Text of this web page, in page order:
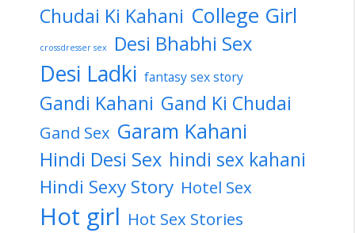
Chudai Ki Kahani College Girl
crossdresser sex Desi Bhabhi Sex
Desi Ladki fantasy sex story
Gandi Kahani Gand Ki Chudai
Gand Sex Garam Kahani
Hindi Desi Sex hindi sex kahani
Hindi Sexy Story Hotel Sex
Hot girl Hot Sex Stories